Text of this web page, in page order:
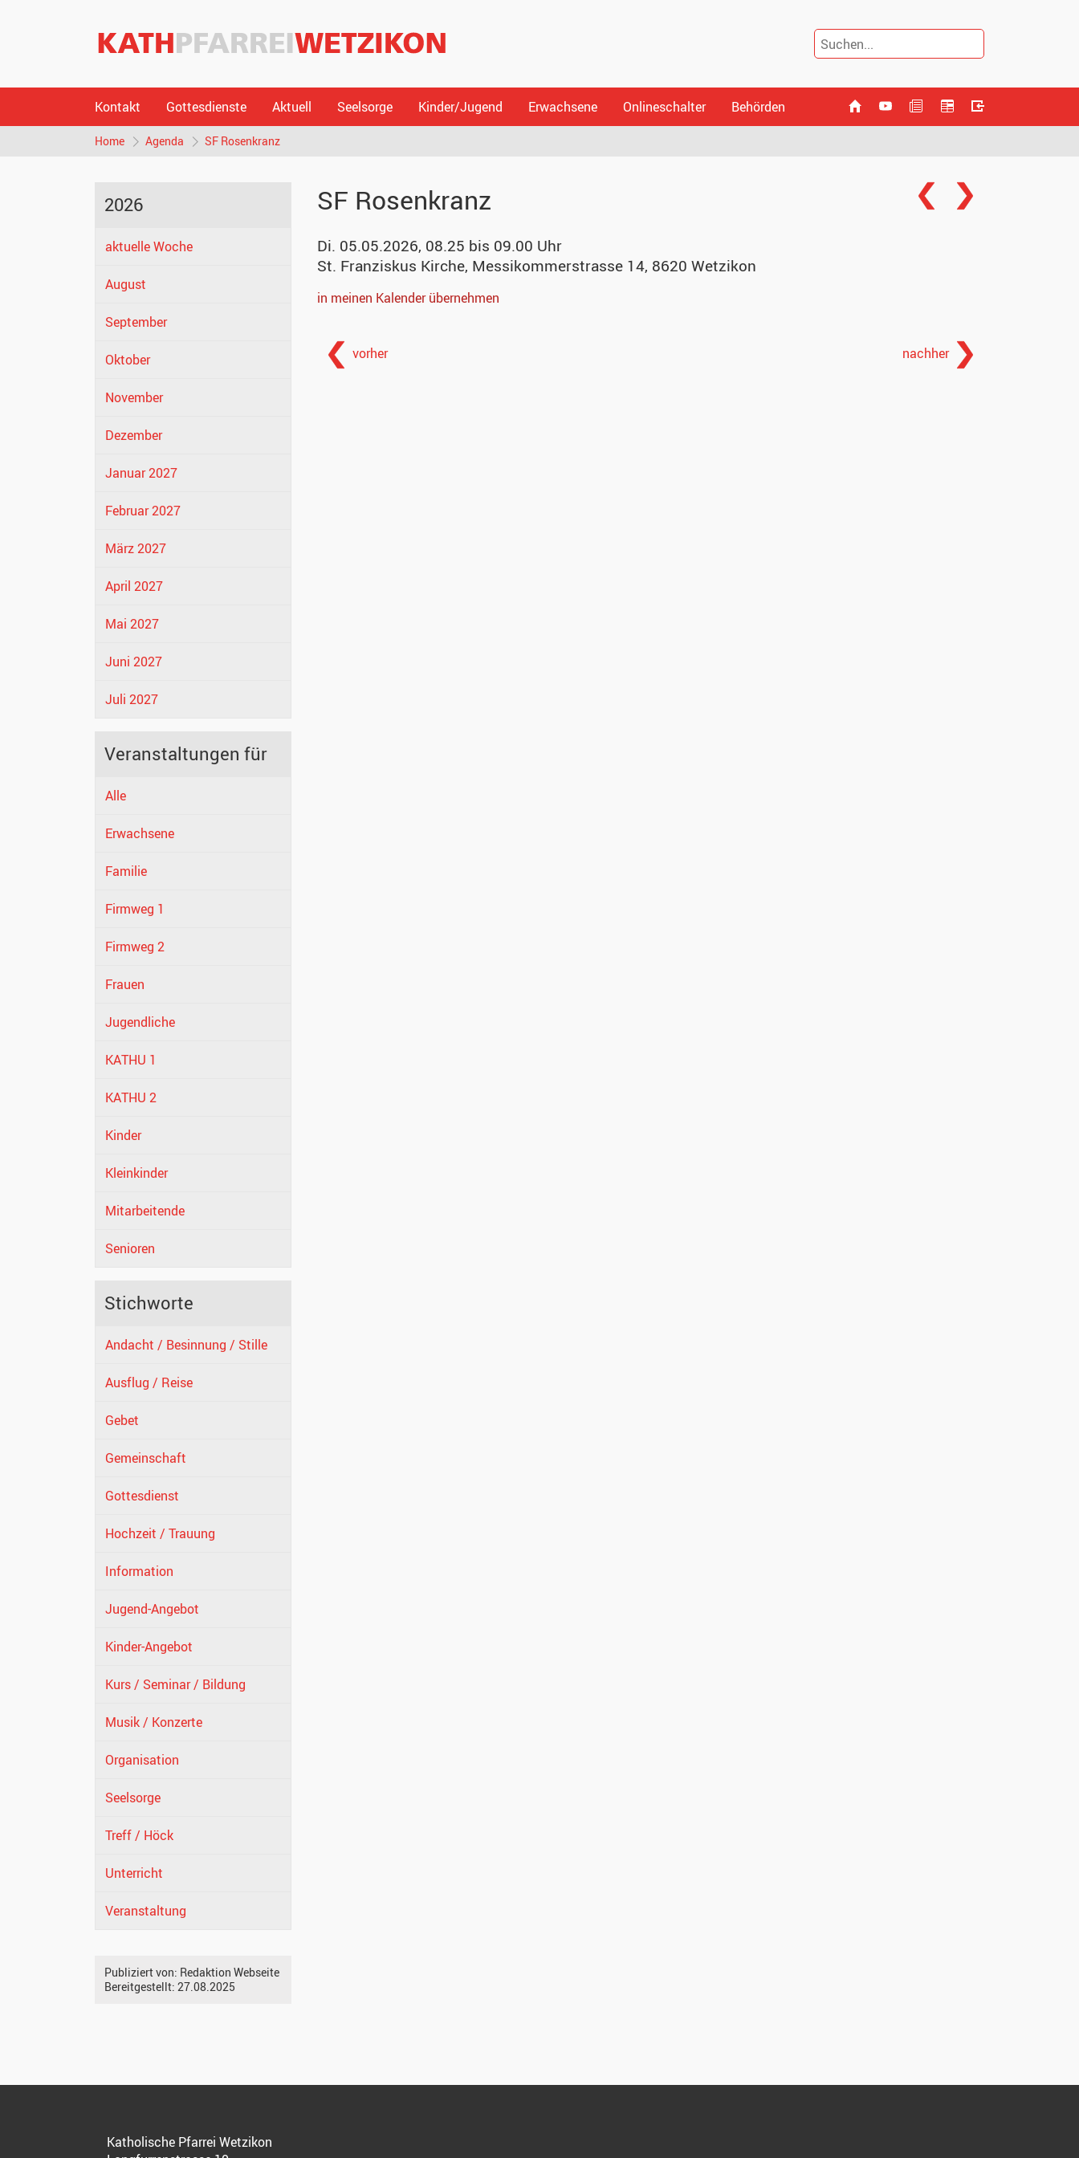
Kontakt Gottesdienste Aktuell Seelsorge Kinder/Jugend Erwachsene Onlineschalter Behörden
Home Agenda SF Rosenkranz
2026
aktuelle Woche
August
September
Oktober
November
Dezember
Januar 2027
Februar 2027
März 2027
April 2027
Mai 2027
Juni 2027
Juli 2027
Veranstaltungen für
Alle
Erwachsene
Familie
Firmweg 1
Firmweg 2
Frauen
Jugendliche
KATHU 1
KATHU 2
Kinder
Kleinkinder
Mitarbeitende
Senioren
Stichworte
Andacht / Besinnung / Stille
Ausflug / Reise
Gebet
Gemeinschaft
Gottesdienst
Hochzeit / Trauung
Information
Jugend-Angebot
Kinder-Angebot
Kurs / Seminar / Bildung
Musik / Konzerte
Organisation
Seelsorge
Treff / Höck
Unterricht
Veranstaltung
Publiziert von: Redaktion Webseite
Bereitgestellt: 27.08.2025
SF Rosenkranz
Di. 05.05.2026, 08.25 bis 09.00 Uhr
St. Franziskus Kirche, Messikommerstrasse 14, 8620 Wetzikon
in meinen Kalender übernehmen
vorher nachher
Katholische Pfarrei Wetzikon